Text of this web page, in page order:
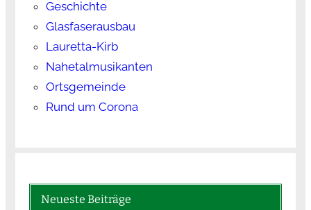
Geschichte
Glasfaserausbau
Lauretta-Kirb
Nahetalmusikanten
Ortsgemeinde
Rund um Corona
Neueste Beiträge